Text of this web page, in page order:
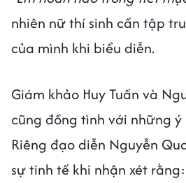
nhiên nữ thí sinh cần tập
của mình khi biểu diễn.
Giám khảo Huy Tuấn và
cũng đồng tình với những ý
Riêng đạo diễn Nguyễn
sự tinh tế khi nhận xét rằng: